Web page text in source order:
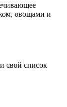
овощами и
свой список